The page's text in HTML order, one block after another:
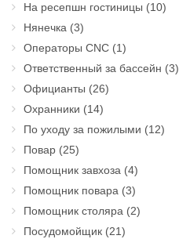
На ресепшн гостиницы (10)
Нянечка (3)
Операторы CNC (1)
Ответственный за бассейн (3)
Официанты (26)
Охранники (14)
По уходу за пожилыми (12)
Повар (25)
Помощник завхоза (4)
Помощник повара (3)
Помощник столяра (2)
Посудомойщик (21)